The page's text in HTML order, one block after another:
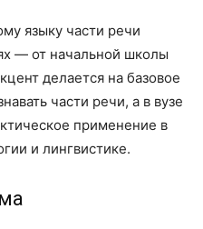
языку части речи
— от начальной школы
делается на базовое
части речи, а в вузе
применение в
и лингвистике.